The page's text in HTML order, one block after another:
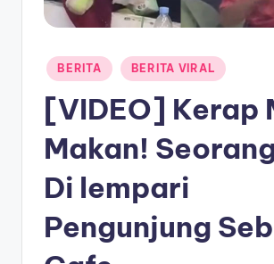
Posted
in
BERITA BERITA VIRAL
[VIDEO] Kerap
Makan!
Di lempari
Pengunjung